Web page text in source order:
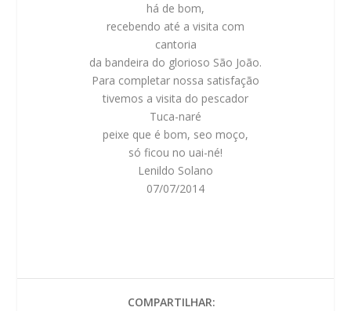
há de bom,
recebendo até a visita com
cantoria
da bandeira do glorioso São João.
Para completar nossa satisfação
tivemos a visita do pescador
Tuca-naré
peixe que é bom, seo moço,
só ficou no uai-né!
Lenildo Solano
07/07/2014
COMPARTILHAR: